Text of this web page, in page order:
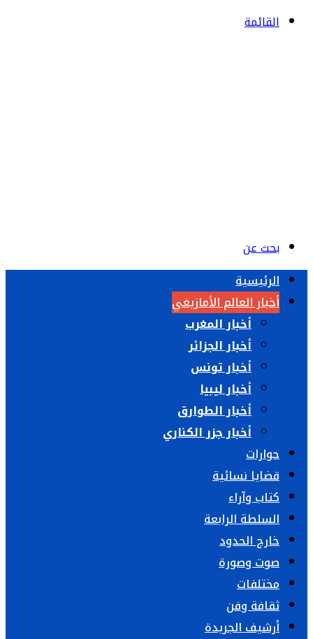
القائمة
بحث عن
الرئيسية
أخبار العالم الأمازيغي
أخبار المغرب
أخبار الجزائر
أخبار تونس
أخبار ليبيا
أخبار الطوارق
أخبار جزر الكناري
حوارات
قضايا نسائية
كتاب وآراء
السلطة الرابعة
خارج الحدود
صوت وصورة
مختلفات
ثقافة وفن
أرشيف الجريدة